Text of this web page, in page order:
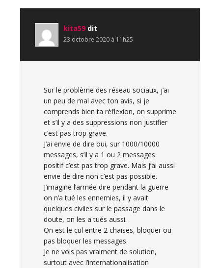
kita59 dit
23 octobre 2020 à 11h25
Sur le problème des réseau sociaux, j’ai
un peu de mal avec ton avis, si je
comprends bien ta réflexion, on supprime
et s’il y a des suppressions non justifier
c’est pas trop grave.
J’ai envie de dire oui, sur 1000/10000
messages, s’il y a 1 ou 2 messages
positif c’est pas trop grave. Mais j’ai aussi
envie de dire non c’est pas possible.
J’imagine l’armée dire pendant la guerre
on n’a tué les ennemies, il y avait
quelques civiles sur le passage dans le
doute, on les a tués aussi.
On est le cul entre 2 chaises, bloquer ou
pas bloquer les messages.
Je ne vois pas vraiment de solution,
surtout avec l’internationalisation